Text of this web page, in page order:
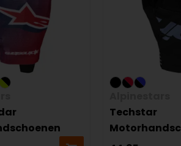
Techstar